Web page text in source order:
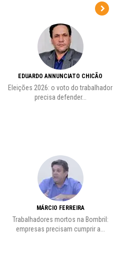
EDUARDO ANNUNCIATO CHICÃO
Eleições 2026: o voto do trabalhador
precisa defender...
MÁRCIO FERREIRA
Trabalhadores mortos na Bombril:
empresas precisam cumprir a...